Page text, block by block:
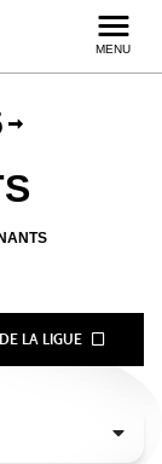
MENU
LA LIGUE